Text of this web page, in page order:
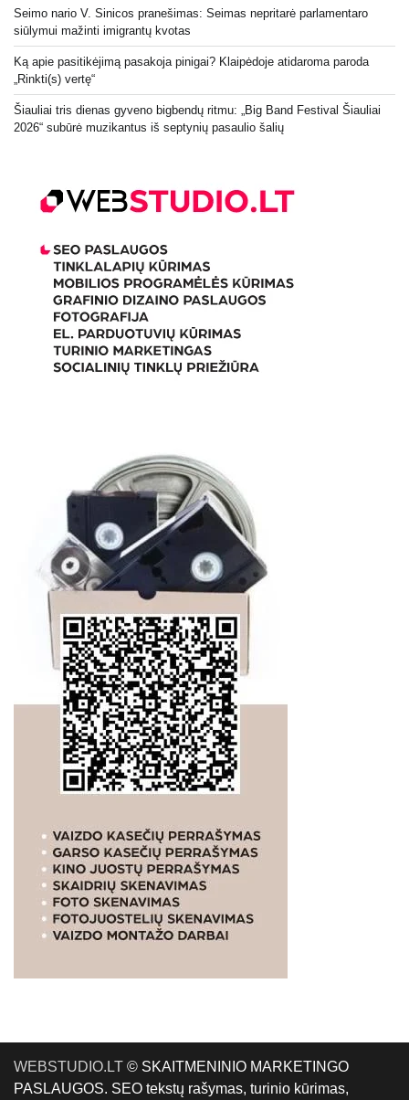
Seimo nario V. Sinicos pranešimas: Seimas nepritarė parlamentaro
siūlymui mažinti imigrantų kvotas
Ką apie pasitikėjimą pasakoja pinigai? Klaipėdoje atidaroma paroda
„Rinkti(s) vertę“
Šiauliai tris dienas gyveno bigbendų ritmu: „Big Band Festival Šiauliai
2026“ subūrė muzikantus iš septynių pasaulio šalių
WEBSTUDIO.LT © SKAITMENINIO MARKETINGO
PASLAUGOS. SEO tekstų rašymas, turinio kūrimas,